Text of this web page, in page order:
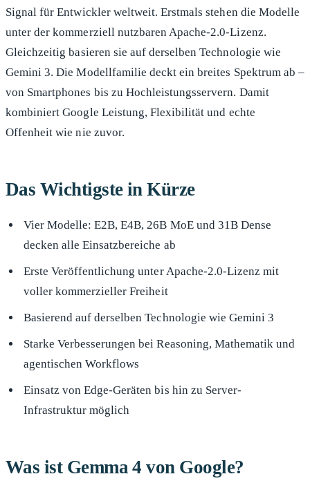
Signal für Entwickler weltweit. Erstmals stehen die Modelle
unter der kommerziell nutzbaren Apache-2.0-Lizenz.
Gleichzeitig basieren sie auf derselben Technologie wie
Gemini 3. Die Modellfamilie deckt ein breites Spektrum ab –
von Smartphones bis zu Hochleistungsservern. Damit
kombiniert Google Leistung, Flexibilität und echte
Offenheit wie nie zuvor.
Das Wichtigste in Kürze
Vier Modelle: E2B, E4B, 26B MoE und 31B Dense
decken alle Einsatzbereiche ab
Erste Veröffentlichung unter Apache-2.0-Lizenz mit
voller kommerzieller Freiheit
Basierend auf derselben Technologie wie Gemini 3
Starke Verbesserungen bei Reasoning, Mathematik und
agentischen Workflows
Einsatz von Edge-Geräten bis hin zu Server-
Infrastruktur möglich
Was ist Gemma 4 von Google?